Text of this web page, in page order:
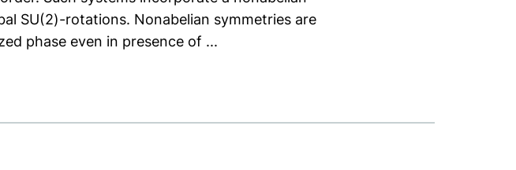
SU(2)-rotations. Nonabelian symmetries are
phase even in presence of ...